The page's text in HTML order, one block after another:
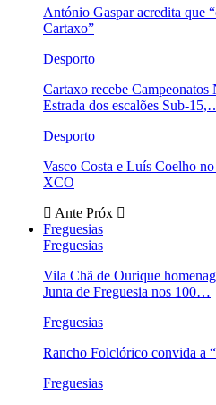
António Gaspar acredita que
Cartaxo”
Desporto
Cartaxo recebe
Estrada dos escalões Sub-
Desporto
Vasco Costa e Luís Coelho
XCO
Ante Próx
Freguesias
Freguesias
Vila Chã de Ourique
Junta de Freguesia nos 100…
Freguesias
Rancho Folclórico convida a
Freguesias